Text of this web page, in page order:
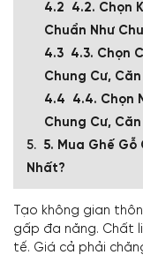
4.2. Chọn
Chuẩn Như
4.3. Chọn
Chung Cư,
4.4. Chọn
Chung Cư,
5. Mua Ghế
Nhất?
Tạo không gian
gấp đa năng. Chất
tế. Giá cả phải